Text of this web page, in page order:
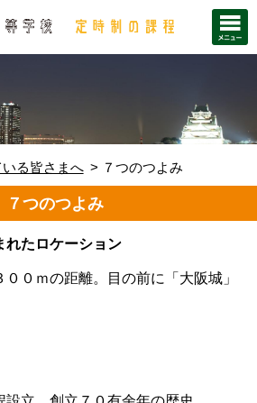
る皆さまへ ７つのつよみ
７つのつよみ
たロケーション
００ｍの距離。目の前に「大阪城」